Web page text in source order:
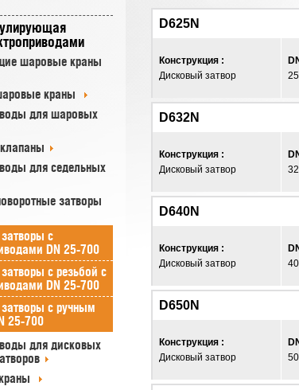
шаровые краны
краны
для шаровых
для седельных
затворы
c
DN 25-700
с резьбой c
DN 25-700
c ручным
25-700
для дисковых
D625N
Конструкция :
Дисковый затвор
25
D632N
Конструкция :
Дисковый затвор
32
D640N
Конструкция :
Дисковый затвор
40
D650N
Конструкция :
Дисковый затвор
50